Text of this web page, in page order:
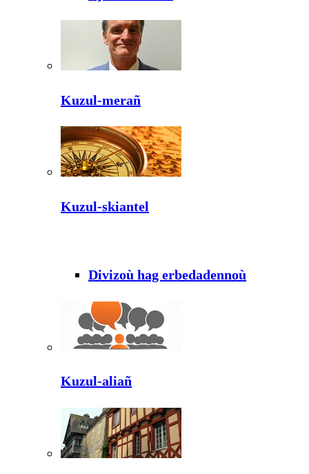
Kuzul-merañ
Kuzul-skiantel
Divizoù hag erbedadennoù
Kuzul-aliañ